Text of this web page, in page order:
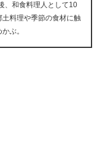
、和食料理人として10
料理や季節の食材に触
ぶ。